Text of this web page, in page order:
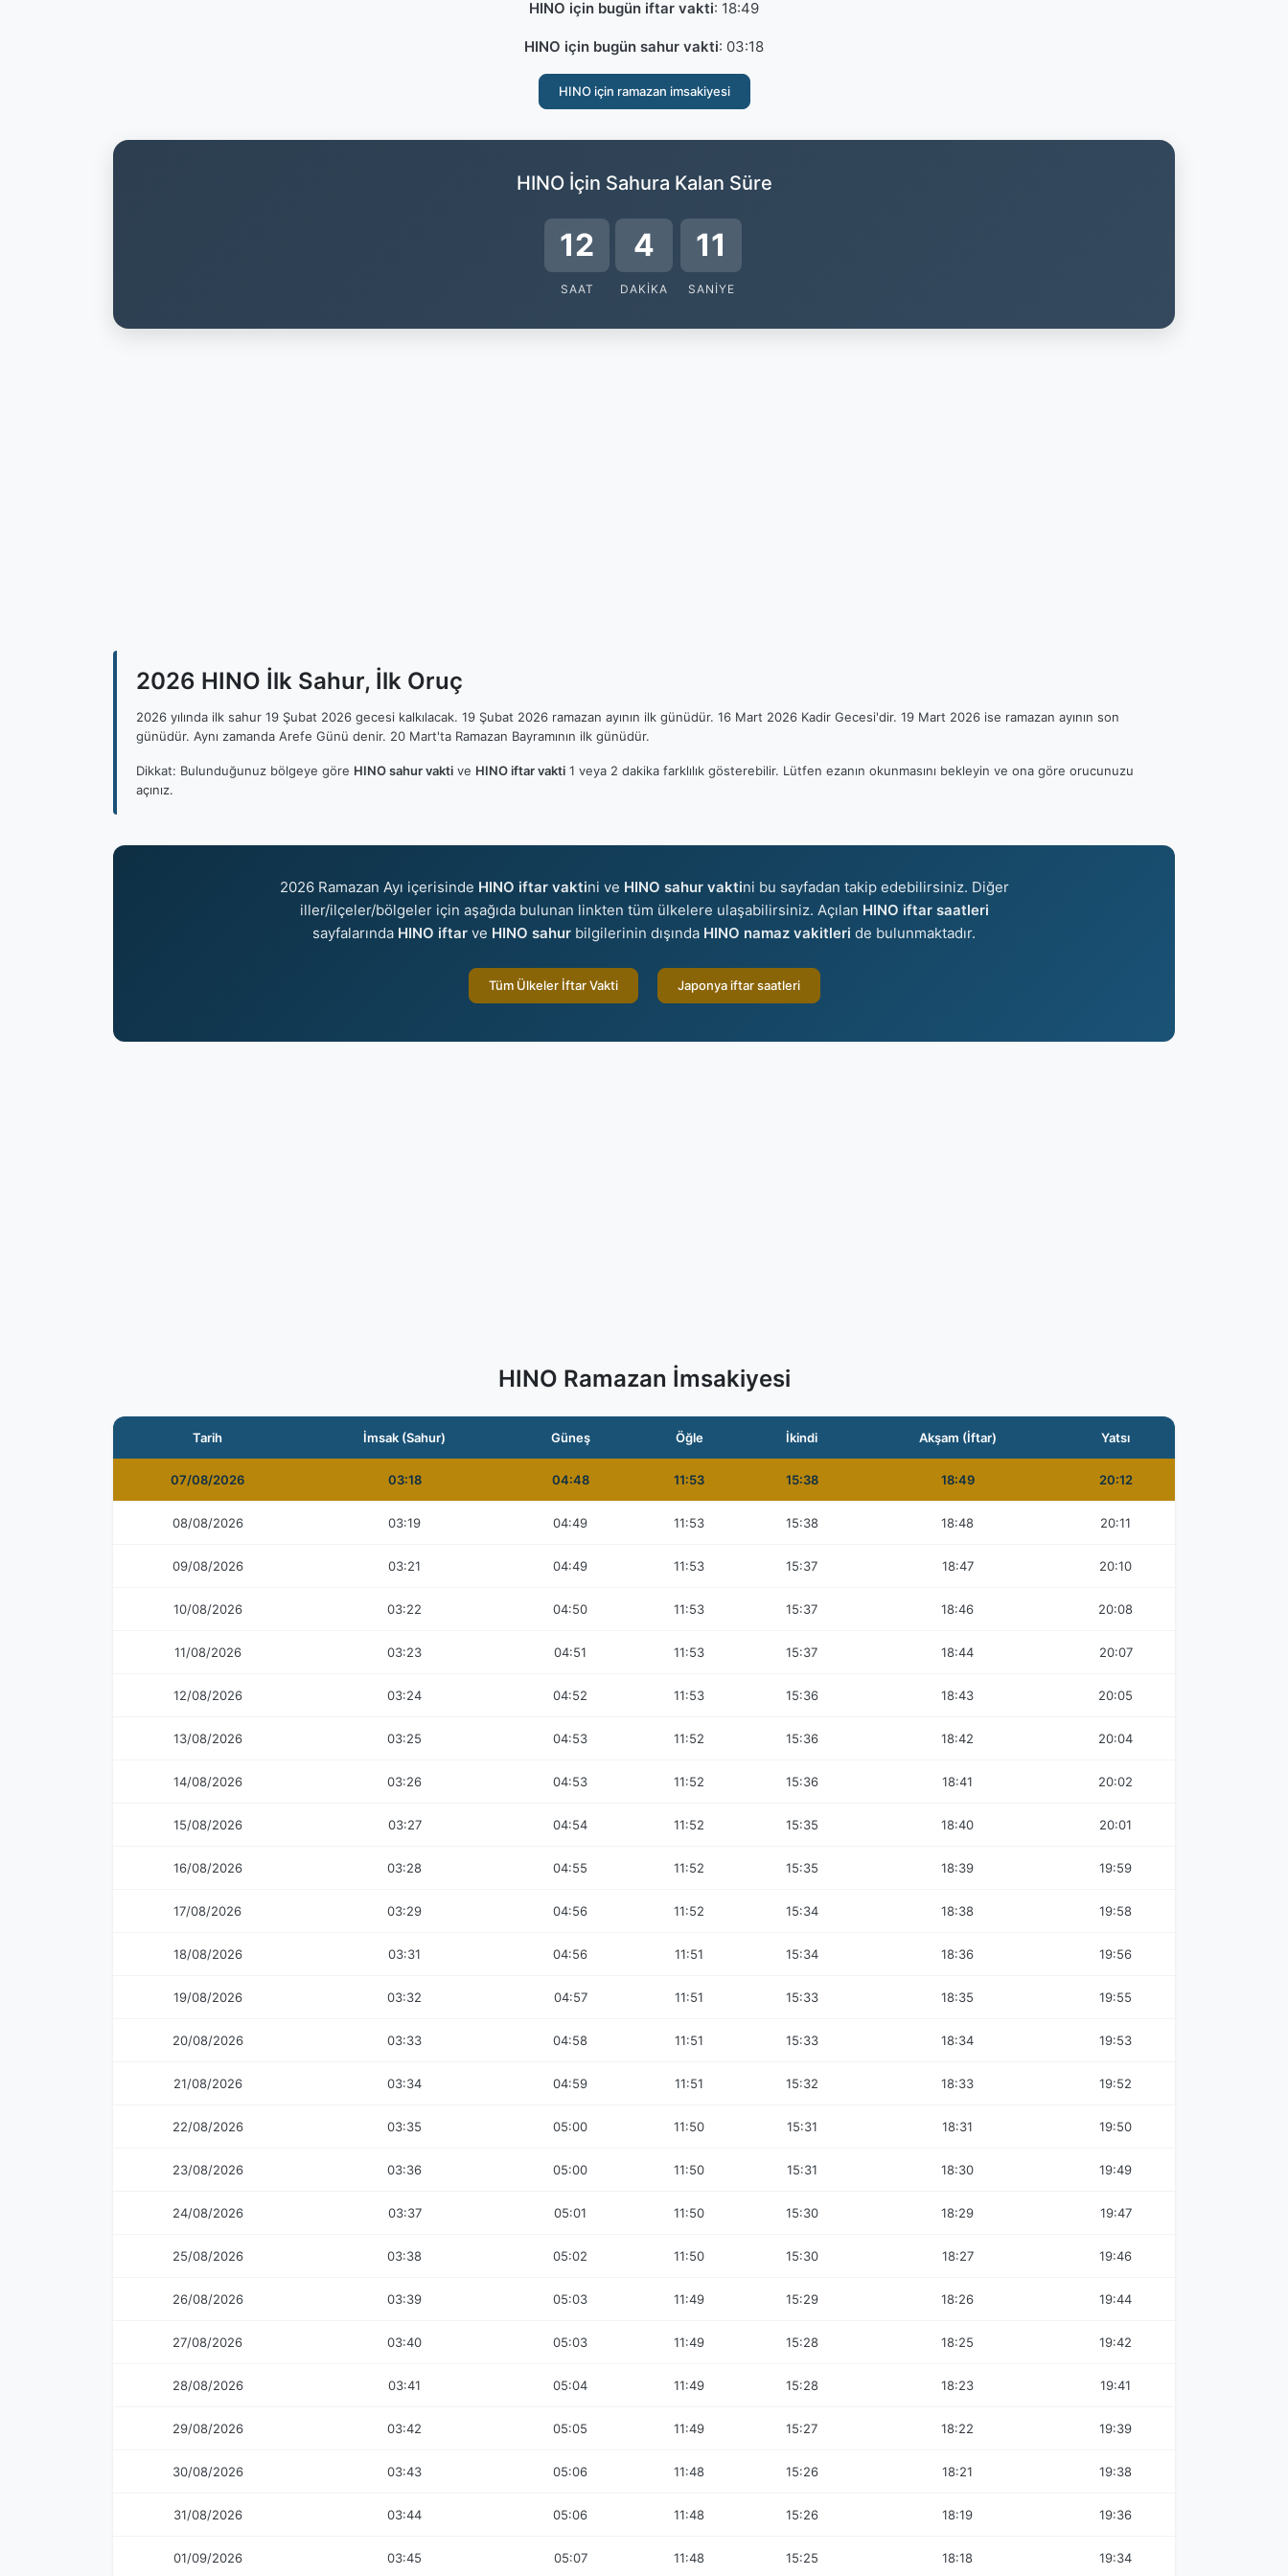
HINO için bugün iftar vakti: 18:49
HINO için bugün sahur vakti: 03:18
HINO için ramazan imsakiyesi
HINO İçin Sahura Kalan Süre
12
SAAT
4
DAKIKA
10
SANIYE
2026 HINO İlk Sahur, İlk Oruç
2026 yılında ilk sahur 19 Şubat 2026 gecesi kalkılacak. 19 Şubat 2026 ramazan ayının ilk günüdür. 16 Mart 2026 Kadir Gecesi'dir. 19 Mart 2026 ise ramazan ayının son
günüdür. Aynı zamanda Arefe Günü denir. 20 Mart'ta Ramazan Bayramının ilk günüdür.
Dikkat: Bulunduğunuz bölgeye göre HINO sahur vakti ve HINO iftar vakti 1 veya 2 dakika farklılık gösterebilir. Lütfen ezanın okunmasını bekleyin ve ona göre orucunuzu
açınız.
2026 Ramazan Ayı içerisinde HINO iftar vaktini ve HINO sahur vaktini bu sayfadan takip edebilirsiniz. Diğer
iller/ilçeler/bölgeler için aşağıda bulunan linkten tüm ülkelere ulaşabilirsiniz. Açılan HINO iftar saatleri
sayfalarında HINO iftar ve HINO sahur bilgilerinin dışında HINO namaz vakitleri de bulunmaktadır.
Tüm Ülkeler İftar Vakti Japonya iftar saatleri
HINO Ramazan İmsakiyesi
Tarih İmsak (Sahur) Güneş Öğle İkindi Akşam (İftar) Yatsı
07/08/2026 03:18 04:48 11:53 15:38 18:49 20:12
08/08/2026 03:19 04:49 11:53 15:38 18:48 20:11
09/08/2026 03:21 04:49 11:53 15:37 18:47 20:10
10/08/2026 03:22 04:50 11:53 15:37 18:46 20:08
11/08/2026 03:23 04:51 11:53 15:37 18:44 20:07
12/08/2026 03:24 04:52 11:53 15:36 18:43 20:05
13/08/2026 03:25 04:53 11:52 15:36 18:42 20:04
14/08/2026 03:26 04:53 11:52 15:36 18:41 20:02
15/08/2026 03:27 04:54 11:52 15:35 18:40 20:01
16/08/2026 03:28 04:55 11:52 15:35 18:39 19:59
17/08/2026 03:29 04:56 11:52 15:34 18:38 19:58
18/08/2026 03:31 04:56 11:51 15:34 18:36 19:56
19/08/2026 03:32 04:57 11:51 15:33 18:35 19:55
20/08/2026 03:33 04:58 11:51 15:33 18:34 19:53
21/08/2026 03:34 04:59 11:51 15:32 18:33 19:52
22/08/2026 03:35 05:00 11:50 15:31 18:31 19:50
23/08/2026 03:36 05:00 11:50 15:31 18:30 19:49
24/08/2026 03:37 05:01 11:50 15:30 18:29 19:47
25/08/2026 03:38 05:02 11:50 15:30 18:27 19:46
26/08/2026 03:39 05:03 11:49 15:29 18:26 19:44
27/08/2026 03:40 05:03 11:49 15:28 18:25 19:42
28/08/2026 03:41 05:04 11:49 15:28 18:23 19:41
29/08/2026 03:42 05:05 11:49 15:27 18:22 19:39
30/08/2026 03:43 05:06 11:48 15:26 18:21 19:38
31/08/2026 03:44 05:06 11:48 15:26 18:19 19:36
01/09/2026 03:45 05:07 11:48 15:25 18:18 19:34